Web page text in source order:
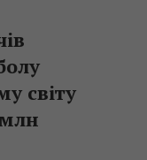
світу